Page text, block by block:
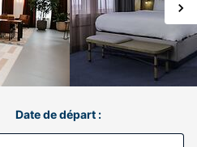
Date de départ :